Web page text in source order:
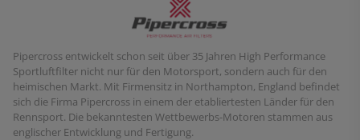
Pipercross entwickelt schon seit über 35 Jahren High Performance
Sportluftfilter nicht nur für den Motorsport, sondern auch für den
heimischen Markt. Mit Firmensitz in Northampton, England befindet
sich die Firma Pipercross in einem der etabliertesten Länder für den
Rennsport. Die bekanntesten Wettbewerbs-Motoren stammen aus
englischer Entwicklung und Fertigung.